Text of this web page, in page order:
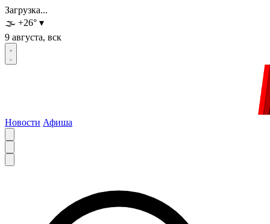
Загрузка...
🌫️ +26° ▾
9 августа, вск
Новости Афиша